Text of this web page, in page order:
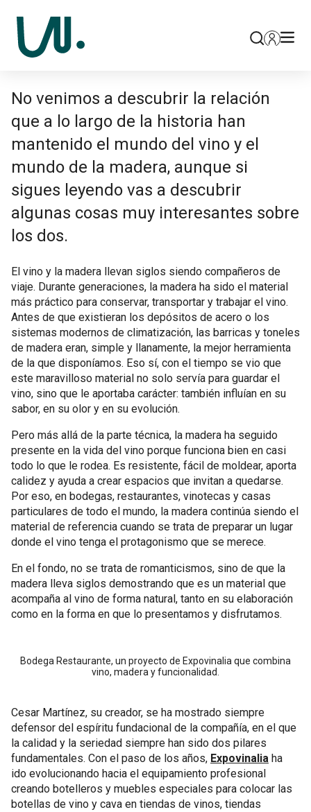
No venimos a descubrir la relación
que a lo largo de la historia han
mantenido el mundo del vino y el
mundo de la madera, aunque si
sigues leyendo vas a descubrir
algunas cosas muy interesantes sobre
los dos.
El vino y la madera llevan siglos siendo compañeros de
viaje. Durante generaciones, la madera ha sido el material
más práctico para conservar, transportar y trabajar el vino.
Antes de que existieran los depósitos de acero o los
sistemas modernos de climatización, las barricas y toneles
de madera eran, simple y llanamente, la mejor herramienta
de la que disponíamos. Eso sí, con el tiempo se vio que
este maravilloso material no solo servía para guardar el
vino, sino que le aportaba carácter: también influían en su
sabor, en su olor y en su evolución.
Pero más allá de la parte técnica, la madera ha seguido
presente en la vida del vino porque funciona bien en casi
todo lo que le rodea. Es resistente, fácil de moldear, aporta
calidez y ayuda a crear espacios que invitan a quedarse.
Por eso, en bodegas, restaurantes, vinotecas y casas
particulares de todo el mundo, la madera continúa siendo el
material de referencia cuando se trata de preparar un lugar
donde el vino tenga el protagonismo que se merece.
En el fondo, no se trata de romanticismos, sino de que la
madera lleva siglos demostrando que es un material que
acompaña al vino de forma natural, tanto en su elaboración
como en la forma en que lo presentamos y disfrutamos.
Bodega Restaurante, un proyecto de Expovinalia que combina
vino, madera y funcionalidad.
Cesar Martínez, su creador, se ha mostrado siempre
defensor del espíritu fundacional de la compañía, en el que
la calidad y la seriedad siempre han sido dos pilares
fundamentales. Con el paso de los años, Expovinalia ha
ido evolucionando hacia el equipamiento profesional
creando botelleros y muebles especiales para colocar las
botellas de vino y cava en tiendas de vinos, tiendas